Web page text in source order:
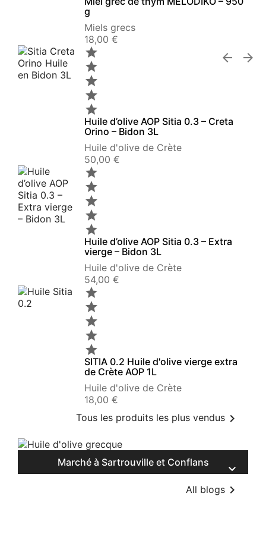
g
Miels grecs
18,00 €





Huile d’olive AOP Sitia 0.3 – Creta
Orino – Bidon 3L
Huile d'olive de Crète
50,00 €





Huile d’olive AOP Sitia 0.3 – Extra
vierge – Bidon 3L
Huile d'olive de Crète
54,00 €





SITIA 0.2 Huile d'olive vierge extra
de Crète AOP 1L
Huile d'olive de Crète
18,00 €
Tous les produits les plus vendus 
Marché à Sartrouville et Conflans 
 
All blogs 